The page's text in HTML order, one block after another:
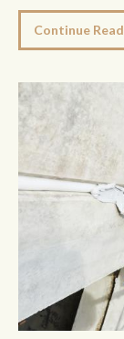
Continue